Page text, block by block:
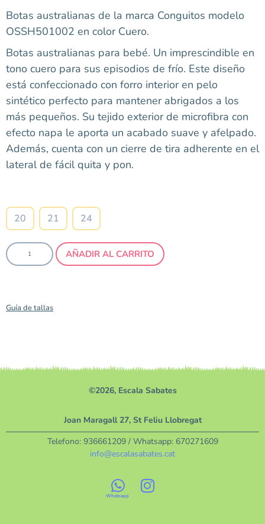
Botas australianas de la marca Conguitos modelo
OSSH501002 en color Cuero.
Botas australianas para bebé. Un imprescindible en
tono cuero para sus episodios de frío. Este diseño
está confeccionado con forro interior en pelo
sintético perfecto para mantener abrigados a los
más pequeños. Su tejido exterior de microfibra con
efecto napa le aporta un acabado suave y afelpado.
Además, cuenta con un cierre de tira adherente en el
lateral de fácil quita y pon.
20 21 24
AÑADIR AL CARRITO
Guía de tallas
©2026, Escala Sabates
Joan Maragall 27, St Feliu Llobregat
Telefono: 936661209/ Whatsapp: 670271609
info@escalasabates.cat